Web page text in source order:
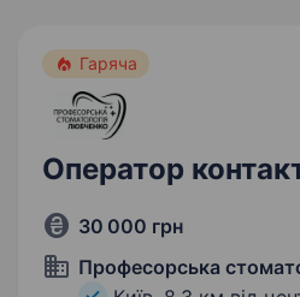
Гаряча
Оператор
30 000 грн
Професорська